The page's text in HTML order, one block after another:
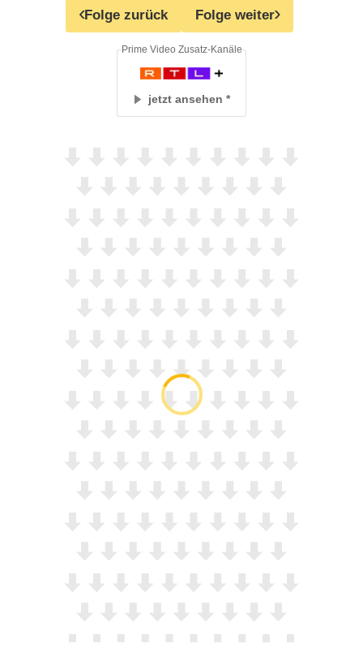
Folge zurück Folge weiter
jetzt ansehen
Prime Video Zusatz-Kanäle